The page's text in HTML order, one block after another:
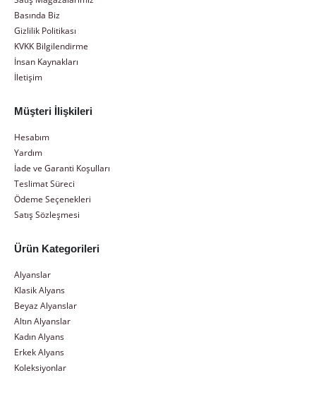
Basında Biz
Gizlilik Politikası
KVKK Bilgilendirme
İnsan Kaynakları
İletişim
Müşteri İlişkileri
Hesabım
Yardım
İade ve Garanti Koşulları
Teslimat Süreci
Ödeme Seçenekleri
Satış Sözleşmesi
Ürün Kategorileri
Alyanslar
Klasik Alyans
Beyaz Alyanslar
Altın Alyanslar
Kadın Alyans
Erkek Alyans
Koleksiyonlar